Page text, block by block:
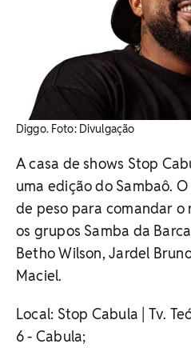
Diggo. ​Foto: Divulgação
A casa de shows Stop
uma edição do Sambaô.
de peso para comandar
os grupos Samba da
Betho Wilson, Jardel
Maciel.
Local: Stop Cabula | Tv.
6 - Cabula;